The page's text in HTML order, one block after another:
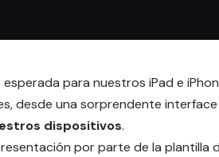
para nuestros iPad e
desde una sorprendente
dispositivos.
por parte de la plantilla